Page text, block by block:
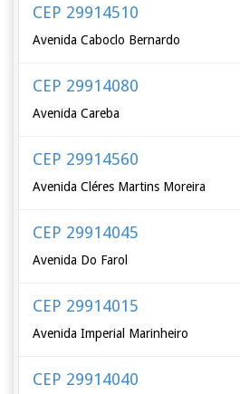
CEP 29914510
Avenida Caboclo Bernardo
CEP 29914080
Avenida Careba
CEP 29914560
Avenida Cléres Martins Moreira
CEP 29914045
Avenida Do Farol
CEP 29914015
Avenida Imperial Marinheiro
CEP 29914040